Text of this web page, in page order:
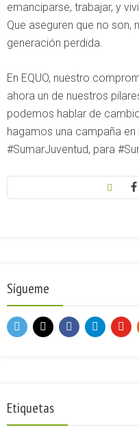
emanciparse, trabajar, y
Que aseguren que no son,
generación perdida.
En EQUO, nuestro
ahora un de nuestros
podemos hablar de
hagamos una campaña
#SumarJuventud, para
Sígueme
Etiquetas